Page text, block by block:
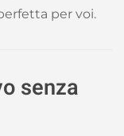
per voi.
senza